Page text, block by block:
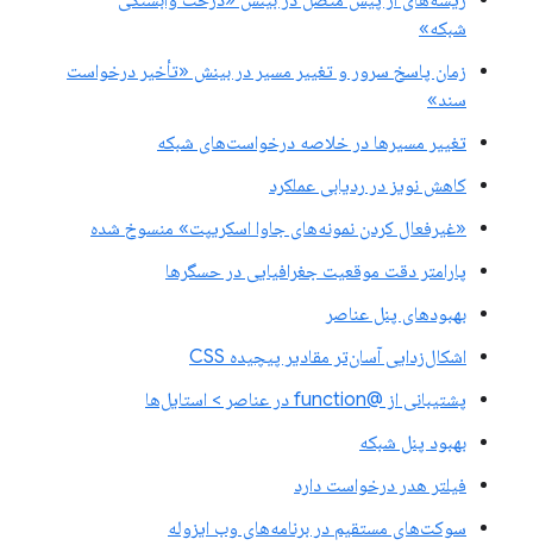
شبکه»
زمان پاسخ سرور و تغییر مسیر در بینش «تأخیر درخواست
سند»
تغییر مسیرها در خلاصه درخواست‌های شبکه
کاهش نویز در ردیابی عملکرد
«غیرفعال کردن نمونه‌های جاوا اسکریپت» منسوخ شده
پارامتر دقت موقعیت جغرافیایی در حسگرها
بهبودهای پنل عناصر
اشکال‌زدایی آسان‌تر مقادیر پیچیده CSS
پشتیبانی از @function در عناصر > استایل‌ها
بهبود پنل شبکه
فیلتر هدر درخواست دارد
سوکت‌های مستقیم در برنامه‌های وب ایزوله